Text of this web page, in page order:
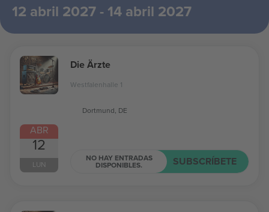
12 abril 2027 - 14 abril 2027
ABR
12
LUN
Die Ärzte
Westfalenhalle 1
Dortmund, DE
NO HAY ENTRADAS
DISPONIBLES. SUBSCRÍBETE